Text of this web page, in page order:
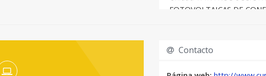
FOTOVOLTAICAS DE
Unidad 2: CÉLULAS Y
2.2 Célula solar fotovoltaica
Contacto